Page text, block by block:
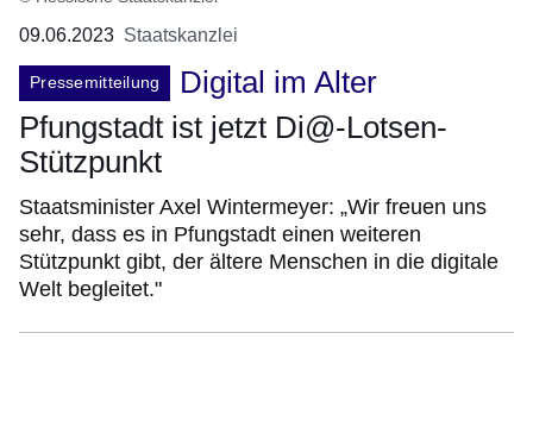
09.06.2023 Staatskanzlei
Pressemitteilung
Digital im Alter
Pfungstadt ist jetzt Di@-Lotsen-
Stützpunkt
Staatsminister Axel Wintermeyer: „Wir freuen uns
sehr, dass es in Pfungstadt einen weiteren
Stützpunkt gibt, der ältere Menschen in die digitale
Welt begleitet."